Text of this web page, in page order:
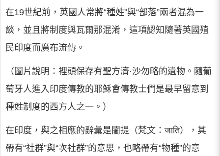
在19世紀前，英國人常將“種姓”與“部落”兩者混為一
談，並且將制度與瓦爾那混淆，這項認知隨著英國殖
民印度而廣布流傳。
（圖片說明：裡頭保存有聖方濟·沙勿略的遺物。隨葡
萄牙人進入印度傳教的耶穌會傳教士們是最早留意到
種姓制度的西方人之一。）
在印度，與之相應的辭彙是闍提（梵文：जाति），其
帶有“社群”與“次社群”的意思，也略帶有“物種”的意